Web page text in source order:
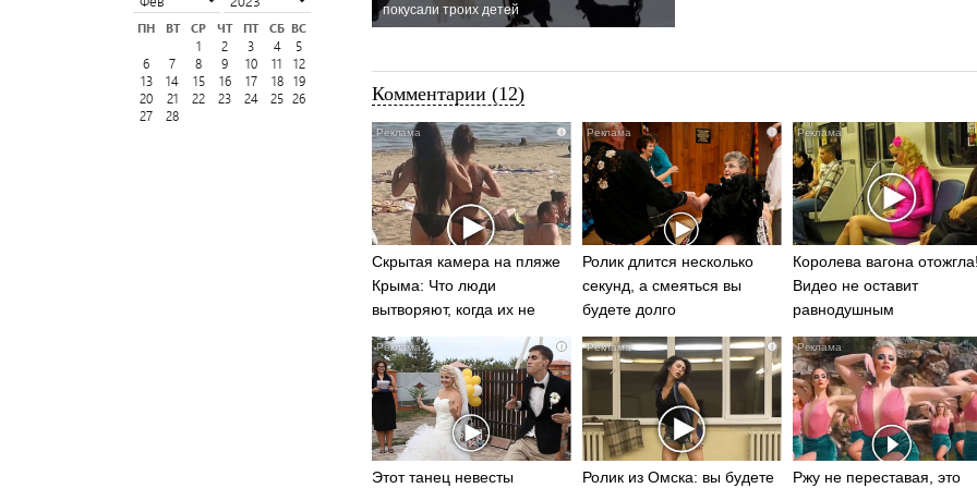
ПН ВТ СР ЧТ ПТ СБ ВС
1
2 3 4
5
6
7 8 9 10 11
12
13
14 15 16 17 18
19
20
21 22 23 24 25 26
27
28
покусали троих детей
Комментарии (12)
i
Скрытая камера на пляже
Крыма: Что люди
вытворяют, когда их не
видят...
i
Ролик длится несколько
секунд, а смеяться вы
будете долго
Королева вагона отожгла!
Видео не оставит
равнодушным
i
Этот танец невесты
i
Ролик из Омска: вы будете Ржу не переставая, это